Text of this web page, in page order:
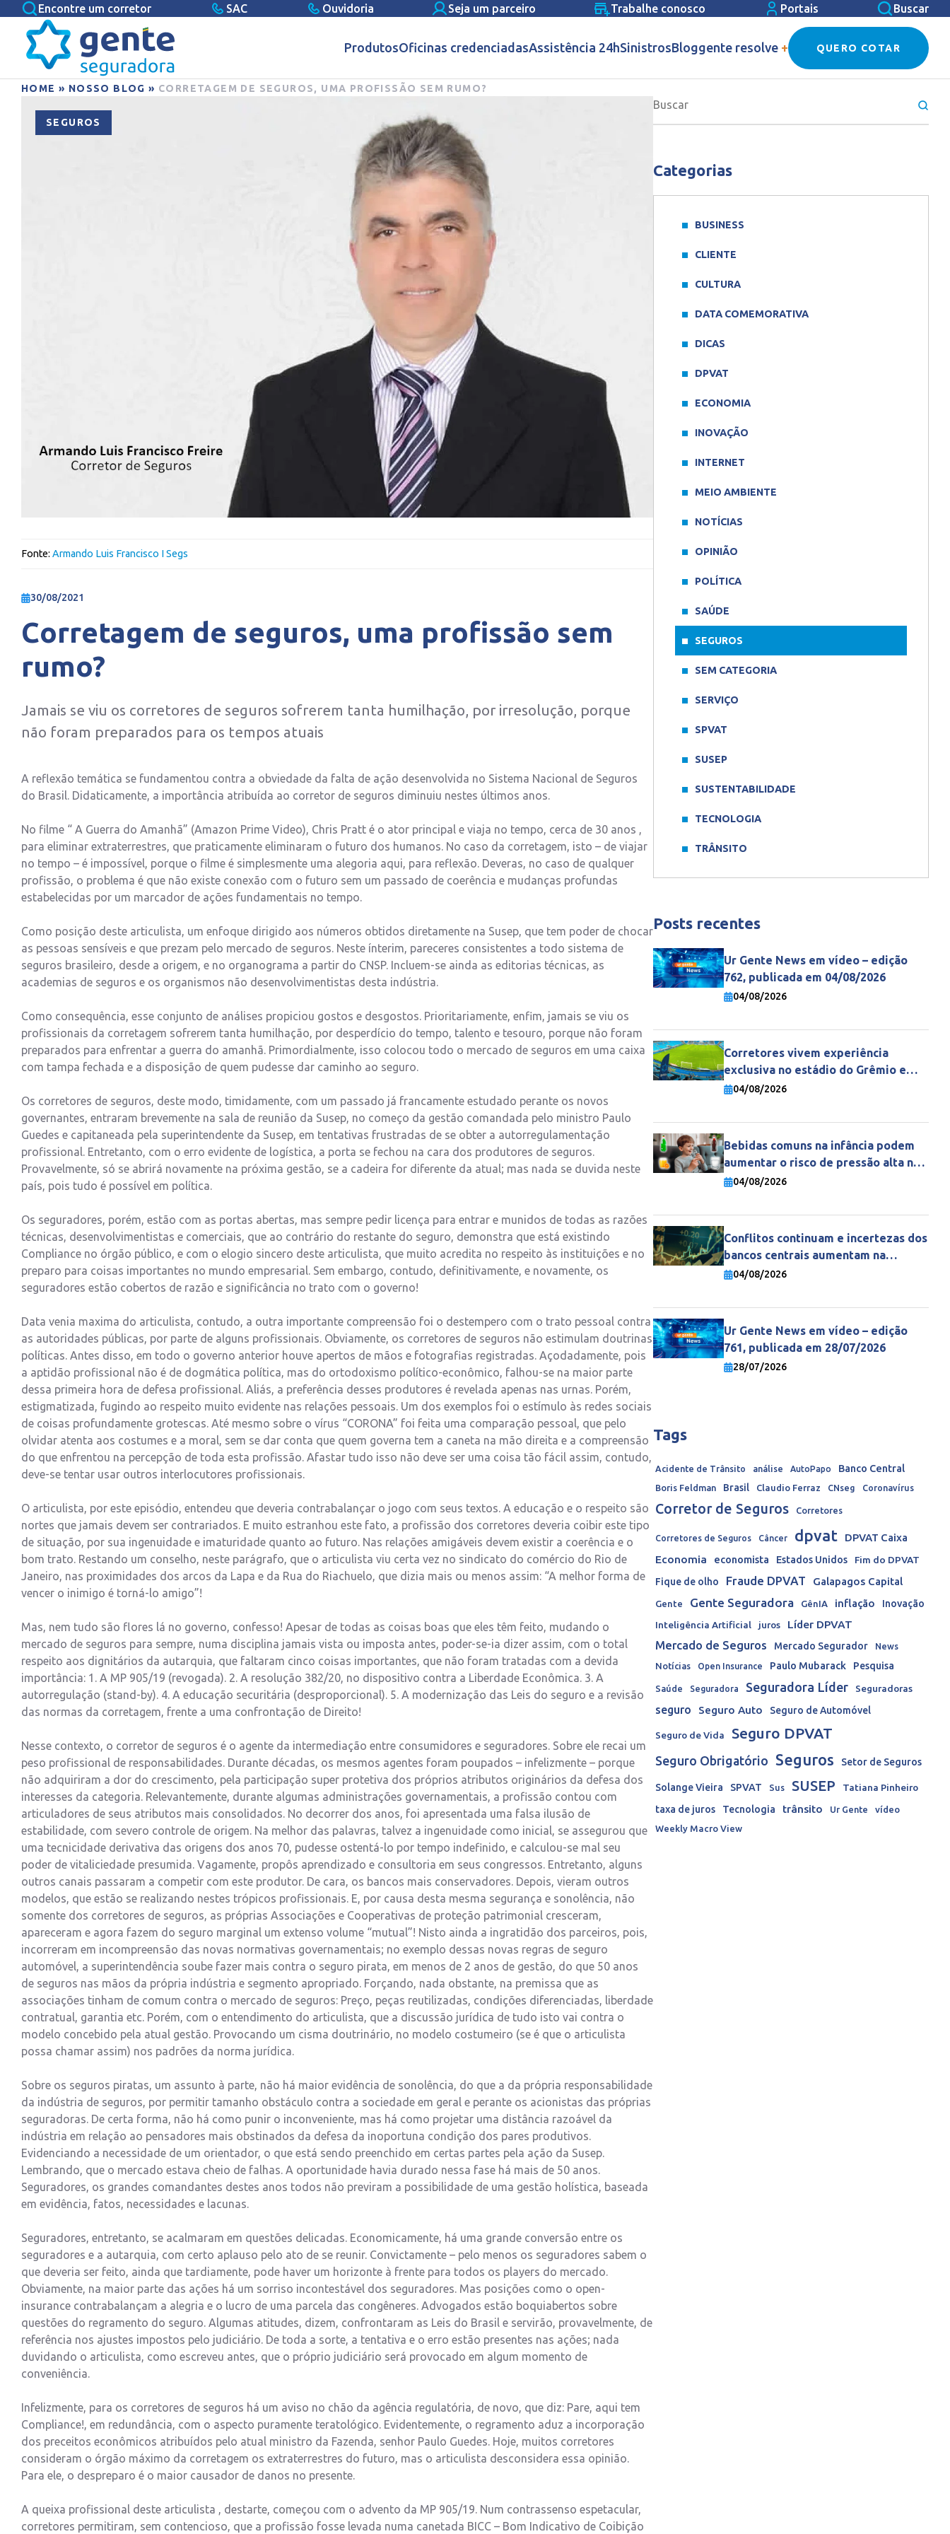
Encontre um corretor SAC Ouvidoria Seja um parceiro Trabalhe conosco Portais Buscar
ProdutosOficinas credenciadasAssistência 24hSinistrosBloggente resolve + QUERO COTAR
HOME » NOSSO BLOG » CORRETAGEM DE SEGUROS, UMA PROFISSÃO SEM RUMO?
SEGUROS
Fonte: Armando Luis Francisco I Segs
30/08/2021
Corretagem de seguros, uma profissão sem
rumo?
Jamais se viu os corretores de seguros sofrerem tanta humilhação, por irresolução, porque
não foram preparados para os tempos atuais
A reflexão temática se fundamentou contra a obviedade da falta de ação desenvolvida no Sistema Nacional de Seguros
do Brasil. Didaticamente, a importância atribuída ao corretor de seguros diminuiu nestes últimos anos.
No filme “ A Guerra do Amanhã” (Amazon Prime Video), Chris Pratt é o ator principal e viaja no tempo, cerca de 30 anos ,
para eliminar extraterrestres, que praticamente eliminaram o futuro dos humanos. No caso da corretagem, isto – de viajar
no tempo – é impossível, porque o filme é simplesmente uma alegoria aqui, para reflexão. Deveras, no caso de qualquer
profissão, o problema é que não existe conexão com o futuro sem um passado de coerência e mudanças profundas
estabelecidas por um marcador de ações fundamentais no tempo.
Como posição deste articulista, um enfoque dirigido aos números obtidos diretamente na Susep, que tem poder de chocar
as pessoas sensíveis e que prezam pelo mercado de seguros. Neste ínterim, pareceres consistentes a todo sistema de
seguros brasileiro, desde a origem, e no organograma a partir do CNSP. Incluem-se ainda as editorias técnicas, as
academias de seguros e os organismos não desenvolvimentistas desta indústria.
Como consequência, esse conjunto de análises propiciou gostos e desgostos. Prioritariamente, enfim, jamais se viu os
profissionais da corretagem sofrerem tanta humilhação, por desperdício do tempo, talento e tesouro, porque não foram
preparados para enfrentar a guerra do amanhã. Primordialmente, isso colocou todo o mercado de seguros em uma caixa
com tampa fechada e a disposição de quem pudesse dar caminho ao seguro.
Os corretores de seguros, deste modo, timidamente, com um passado já francamente estudado perante os novos
governantes, entraram brevemente na sala de reunião da Susep, no começo da gestão comandada pelo ministro Paulo
Guedes e capitaneada pela superintendente da Susep, em tentativas frustradas de se obter a autorregulamentação
profissional. Entretanto, com o erro evidente de logística, a porta se fechou na cara dos produtores de seguros.
Provavelmente, só se abrirá novamente na próxima gestão, se a cadeira for diferente da atual; mas nada se duvida neste
país, pois tudo é possível em política.
Os seguradores, porém, estão com as portas abertas, mas sempre pedir licença para entrar e munidos de todas as razões
técnicas, desenvolvimentistas e comerciais, que ao contrário do restante do seguro, demonstra que está existindo
Compliance no órgão público, e com o elogio sincero deste articulista, que muito acredita no respeito às instituições e no
preparo para coisas importantes no mundo empresarial. Sem embargo, contudo, definitivamente, e novamente, os
seguradores estão cobertos de razão e significância no trato com o governo!
Data venia maxima do articulista, contudo, a outra importante compreensão foi o destempero com o trato pessoal contra
as autoridades públicas, por parte de alguns profissionais. Obviamente, os corretores de seguros não estimulam doutrinas
políticas. Antes disso, em todo o governo anterior houve apertos de mãos e fotografias registradas. Açodadamente, pois
a aptidão profissional não é de dogmática política, mas do ortodoxismo político-econômico, falhou-se na maior parte
dessa primeira hora de defesa profissional. Aliás, a preferência desses produtores é revelada apenas nas urnas. Porém,
estigmatizada, fugindo ao respeito muito evidente nas relações pessoais. Um dos exemplos foi o estímulo às redes sociais
de coisas profundamente grotescas. Até mesmo sobre o vírus “CORONA” foi feita uma comparação pessoal, que pelo
olvidar atenta aos costumes e a moral, sem se dar conta que quem governa tem a caneta na mão direita e a compreensão
do que enfrentou na percepção de toda esta profissão. Afastar tudo isso não deve ser uma coisa tão fácil assim, contudo,
deve-se tentar usar outros interlocutores profissionais.
O articulista, por este episódio, entendeu que deveria contrabalançar o jogo com seus textos. A educação e o respeito são
nortes que jamais devem ser contrariados. E muito estranhou este fato, a profissão dos corretores deveria coibir este tipo
de situação, por sua ingenuidade e imaturidade quanto ao futuro. Nas relações amigáveis devem existir a coerência e o
bom trato. Restando um conselho, neste parágrafo, que o articulista viu certa vez no sindicato do comércio do Rio de
Janeiro, nas proximidades dos arcos da Lapa e da Rua do Riachuelo, que dizia mais ou menos assim: “A melhor forma de
vencer o inimigo é torná-lo amigo”!
Mas, nem tudo são flores lá no governo, confesso! Apesar de todas as coisas boas que eles têm feito, mudando o
mercado de seguros para sempre, numa disciplina jamais vista ou imposta antes, poder-se-ia dizer assim, com o total
respeito aos dignitários da autarquia, que faltaram cinco coisas importantes, que não foram tratadas com a devida
importância: 1. A MP 905/19 (revogada). 2. A resolução 382/20, no dispositivo contra a Liberdade Econômica. 3. A
autorregulação (stand-by). 4. A educação securitária (desproporcional). 5. A modernização das Leis do seguro e a revisão
das normas da corretagem, frente a uma confrontação de Direito!
Nesse contexto, o corretor de seguros é o agente da intermediação entre consumidores e seguradores. Sobre ele recai um
peso profissional de responsabilidades. Durante décadas, os mesmos agentes foram poupados – infelizmente – porque
não adquiriram a dor do crescimento, pela participação super protetiva dos próprios atributos originários da defesa dos
interesses da categoria. Relevantemente, durante algumas administrações governamentais, a profissão contou com
articuladores de seus atributos mais consolidados. No decorrer dos anos, foi apresentada uma falsa ilusão de
estabilidade, com severo controle de origem. Na melhor das palavras, talvez a ingenuidade como inicial, se assegurou que
uma tecnicidade derivativa das origens dos anos 70, pudesse ostentá-lo por tempo indefinido, e calculou-se mal seu
poder de vitaliciedade presumida. Vagamente, propôs aprendizado e consultoria em seus congressos. Entretanto, alguns
outros canais passaram a competir com este produtor. De cara, os bancos mais conservadores. Depois, vieram outros
modelos, que estão se realizando nestes trópicos profissionais. E, por causa desta mesma segurança e sonolência, não
somente dos corretores de seguros, as próprias Associações e Cooperativas de proteção patrimonial cresceram,
apareceram e agora fazem do seguro marginal um extenso volume “mutual”! Nisto ainda a ingratidão dos parceiros, pois,
incorreram em incompreensão das novas normativas governamentais; no exemplo dessas novas regras de seguro
automóvel, a superintendência soube fazer mais contra o seguro pirata, em menos de 2 anos de gestão, do que 50 anos
de seguros nas mãos da própria indústria e segmento apropriado. Forçando, nada obstante, na premissa que as
associações tinham de comum contra o mercado de seguros: Preço, peças reutilizadas, condições diferenciadas, liberdade
contratual, garantia etc. Porém, com o entendimento do articulista, que a discussão jurídica de tudo isto vai contra o
modelo concebido pela atual gestão. Provocando um cisma doutrinário, no modelo costumeiro (se é que o articulista
possa chamar assim) nos padrões da norma jurídica.
Sobre os seguros piratas, um assunto à parte, não há maior evidência de sonolência, do que a da própria responsabilidade
da indústria de seguros, por permitir tamanho obstáculo contra a sociedade em geral e perante os acionistas das próprias
seguradoras. De certa forma, não há como punir o inconveniente, mas há como projetar uma distância razoável da
indústria em relação ao pensadores mais obstinados da defesa da inoportuna condição dos pares produtivos.
Evidenciando a necessidade de um orientador, o que está sendo preenchido em certas partes pela ação da Susep.
Lembrando, que o mercado estava cheio de falhas. A oportunidade havia durado nessa fase há mais de 50 anos.
Seguradores, os grandes comandantes destes anos todos não previram a possibilidade de uma gestão holística, baseada
em evidência, fatos, necessidades e lacunas.
Seguradores, entretanto, se acalmaram em questões delicadas. Economicamente, há uma grande conversão entre os
seguradores e a autarquia, com certo aplauso pelo ato de se reunir. Convictamente – pelo menos os seguradores sabem o
que deveria ser feito, ainda que tardiamente, pode haver um horizonte à frente para todos os players do mercado.
Obviamente, na maior parte das ações há um sorriso incontestável dos seguradores. Mas posições como o open-
insurance contrabalançam a alegria e o lucro de uma parcela das congêneres. Advogados estão boquiabertos sobre
questões do regramento do seguro. Algumas atitudes, dizem, confrontaram as Leis do Brasil e servirão, provavelmente, de
referência nos ajustes impostos pelo judiciário. De toda a sorte, a tentativa e o erro estão presentes nas ações; nada
duvidando o articulista, como escreveu antes, que o próprio judiciário será provocado em algum momento de
conveniência.
Infelizmente, para os corretores de seguros há um aviso no chão da agência regulatória, de novo, que diz: Pare, aqui tem
Compliance!, em redundância, com o aspecto puramente teratológico. Evidentemente, o regramento aduz a incorporação
dos preceitos econômicos atribuídos pelo atual ministro da Fazenda, senhor Paulo Guedes. Hoje, muitos corretores
consideram o órgão máximo da corretagem os extraterrestres do futuro, mas o articulista desconsidera essa opinião.
Para ele, o despreparo é o maior causador de danos no presente.
A queixa profissional deste articulista , destarte, começou com o advento da MP 905/19. Num contrassenso espetacular,
corretores permitiram, sem contencioso, que a profissão fosse levada numa canetada BICC – Bom Indicativo de Coibição
Categorias
BUSINESS
CLIENTE
CULTURA
DATA COMEMORATIVA
DICAS
DPVAT
ECONOMIA
INOVAÇÃO
INTERNET
MEIO AMBIENTE
NOTÍCIAS
OPINIÃO
POLÍTICA
SAÚDE
SEGUROS
SEM CATEGORIA
SERVIÇO
SPVAT
SUSEP
SUSTENTABILIDADE
TECNOLOGIA
TRÂNSITO
Posts recentes
Ur Gente News em vídeo – edição
762, publicada em 04/08/2026
04/08/2026
Corretores vivem experiência
exclusiva no estádio do Grêmio e
fortalecem parceria com a Gente
04/08/2026
Bebidas comuns na infância podem
aumentar o risco de pressão alta na
vida adulta
04/08/2026
Conflitos continuam e incertezas dos
bancos centrais aumentam na
economia mundial
04/08/2026
Ur Gente News em vídeo – edição
761, publicada em 28/07/2026
28/07/2026
Tags
Acidente de Trânsito análise AutoPapo Banco Central
Boris Feldman Brasil Claudio Ferraz CNseg Coronavírus
Corretor de Seguros Corretores
Corretores de Seguros Câncer dpvat
DPVAT Caixa
Economia
economista Estados Unidos
Fim do DPVAT
Fique de olho
Fraude DPVAT Galapagos Capital
Gente Gente Seguradora GênIA inflação
Inovação
Inteligência Artificial
juros
Líder DPVAT
Mercado de Seguros
Mercado Segurador
News
Notícias
Open Insurance Paulo Mubarack Pesquisa
Saúde Seguradora Seguradora Líder Seguradoras
seguro Seguro Auto Seguro de Automóvel
Seguro de Vida Seguro DPVAT
Seguro Obrigatório Seguros Setor de Seguros
Solange Vieira SPVAT Sus SUSEP
Tatiana Pinheiro
taxa de juros
Tecnologia trânsito Ur Gente
vídeo
Weekly Macro View